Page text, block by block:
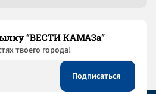
“ВЕСТИ КАМАЗа”
твоего города!